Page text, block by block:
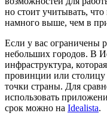
но стоит учитывать,
намного выше, чем в
Если у вас ограничены
небольших городов. В
инфраструктура,
провинции или
точки страны. Для
использовать
срок можно на Idealista.